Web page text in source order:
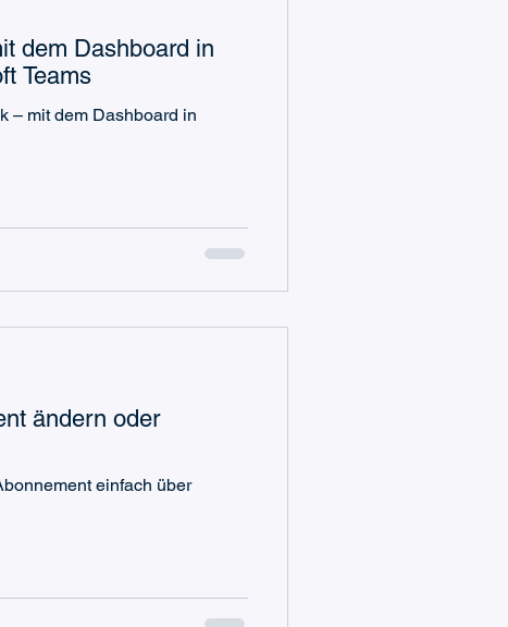
dem Dashboard in
Teams
– mit dem Dashboard in
ändern oder
einfach über